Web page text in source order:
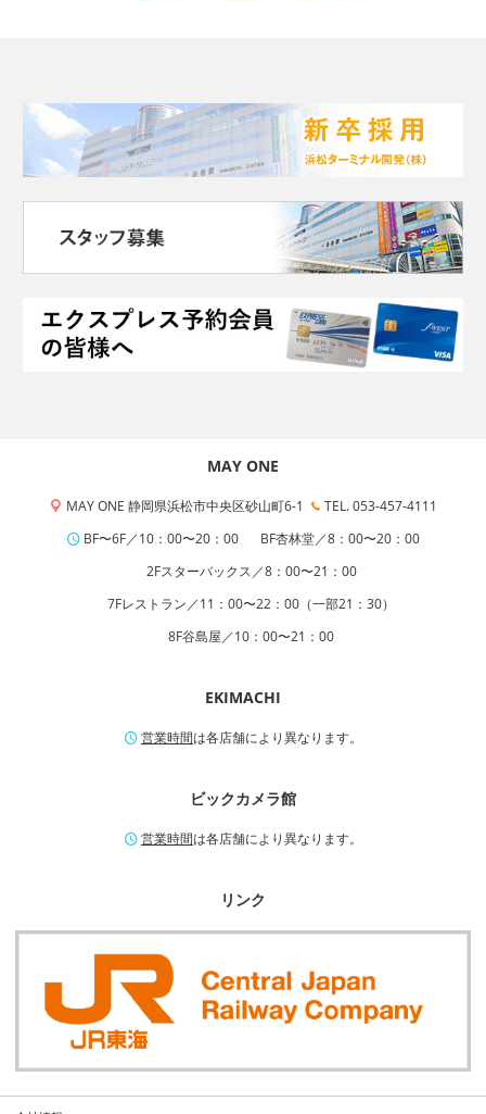
MAY ONE
MAY ONE 静岡県浜松市中央区砂山町6-1
TEL. 053-457-4111
BF〜6F／10：00〜20：00
BF杏林堂／8：00〜20：00
2Fスターバックス／8：00〜21：00
7Fレストラン／11：00〜22：00（一部21：30）
8F谷島屋／10：00〜21：00
EKIMACHI
営業時間は各店舗により異なります。
ビックカメラ館
営業時間は各店舗により異なります。
リンク